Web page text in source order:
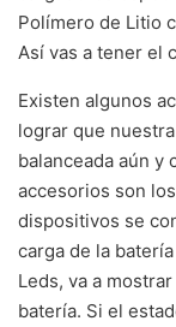
Polímero de Litio
Así vas a tener el
Existen algunos
lograr que
balanceada aún y
accesorios son
dispositivos se
carga de la
Leds, va a
batería. Si el